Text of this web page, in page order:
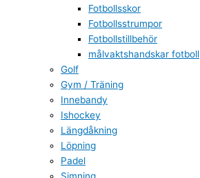
Fotbollsskor
Fotbollsstrumpor
Fotbollstillbehör
målvaktshandskar fotboll
Golf
Gym / Träning
Innebandy
Ishockey
Längdåkning
Löpning
Padel